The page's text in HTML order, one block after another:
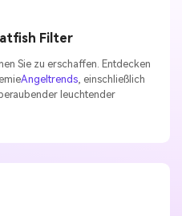
Filter
Sie zu erschaffen. Entdecken
Angeltrends , einschließlich
leuchtender